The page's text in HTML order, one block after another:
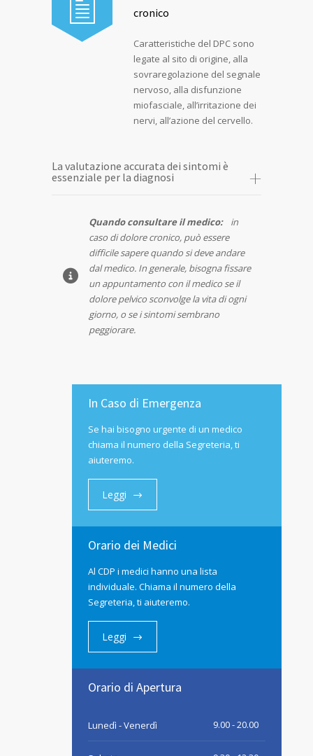
cronico
Caratteristiche del DPC sono
legate al sito di origine, alla
sovraregolazione del segnale
nervoso, alla disfunzione
miofasciale, all’irritazione dei
nervi, all’azione del cervello.
La valutazione accurata dei sintomi è
essenziale per la diagnosi
Quando consultare il medico:
in
caso di dolore cronico, può essere
difficile sapere quando si deve andare
dal medico. In generale, bisogna fissare
un appuntamento con il medico se il
dolore pelvico sconvolge la vita di ogni
giorno, o se i sintomi sembrano
peggiorare.
In Caso di Emergenza
Se hai bisogno urgente di un medico
chiama il numero della Segreteria, ti
aiuteremo.
Leggi
Orario dei Medici
Al CDP i medici hanno una lista
individuale. Chiama il numero della
Segreteria, ti aiuteremo.
Leggi
Orario di Apertura
Lunedì - Venerdì 9.00 - 20.00